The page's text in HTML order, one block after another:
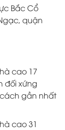
Bắc Cổ
quận
cao 17
đối xứng
gần nhất
cao 31